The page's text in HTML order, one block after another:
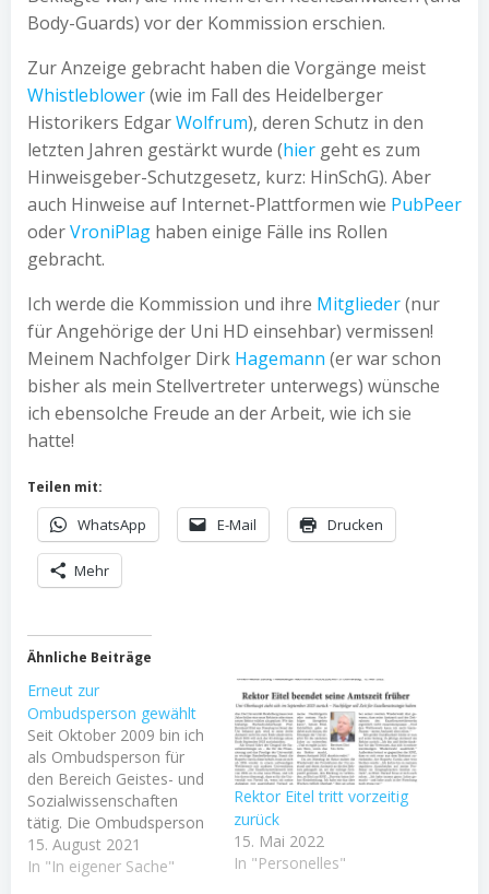
Body-Guards) vor der Kommission erschien.
Zur Anzeige gebracht haben die Vorgänge meist
Whistleblower(wie im Fall des Heidelberger
Historikers EdgarWolfrum), deren Schutz in den
letzten Jahren gestärkt wurde (hier geht es zum
Hinweisgeber-Schutzgesetz, kurz: HinSchG). Aber
auch Hinweise auf Internet-Plattformen wie PubPeer
oderVroniPlag haben einige Fälle ins Rollen
gebracht.
Ich werde die Kommission und ihre Mitglieder(nur
für Angehörige der Uni HD einsehbar) vermissen!
Meinem Nachfolger Dirk Hagemann (er war schon
bisher als mein Stellvertreter unterwegs) wünsche
ich ebensolche Freude an der Arbeit, wie ich sie
hatte!
Teilen mit:
WhatsApp E-Mail Drucken
Mehr
Ähnliche Beiträge
Erneut zur
Ombudsperson gewählt
Seit Oktober 2009 bin ich
als Ombudsperson für
den Bereich Geistes- und
Sozialwissenschaften
tätig. Die Ombudsperson
ist erste Anlaufstelle bei
vermutetem
15. August 2021
In "In eigener Sache"
Rektor Eitel tritt vorzeitig
zurück
15. Mai 2022
In "Personelles"